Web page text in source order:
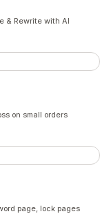
& Rewrite with AI
on small orders
page, lock pages